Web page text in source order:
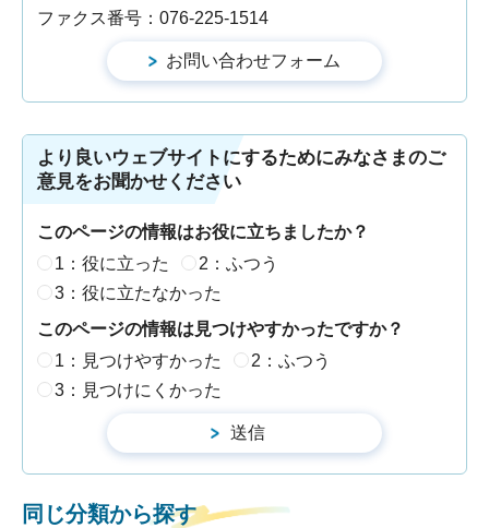
ファクス番号：076-225-1514
より良いウェブサイトにするためにみなさまのご
意見をお聞かせください
このページの情報はお役に立ちましたか？
1：役に立った
2：ふつう
3：役に立たなかった
このページの情報は見つけやすかったですか？
1：見つけやすかった
2：ふつう
3：見つけにくかった
同じ分類から探す